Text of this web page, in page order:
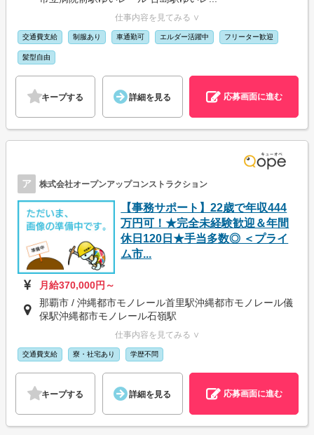
仕事内容を見てみる ∨
交通費支給 制服あり 車通勤可 エルダー活躍中 フリーター歓迎
髪型自由
キープする 詳細を見る 応募画面に進む
ア 株式会社オープンアップコンストラクション
【事務サポート】22歳で年収444
万円可！★完全未経験歓迎＆年間
休日120日★手当多数◎ ＜プライ
ム市...
月給370,000円～
那覇市 / 沖縄都市モノレール首里駅沖縄都市モノレール儀
保駅沖縄都市モノレール石嶺駅
仕事内容を見てみる ∨
交通費支給 寮・社宅あり 学歴不問
キープする 詳細を見る 応募画面に進む